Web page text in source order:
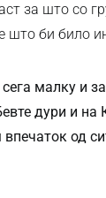
за што со
што би било
малку и
дури и
впечаток од